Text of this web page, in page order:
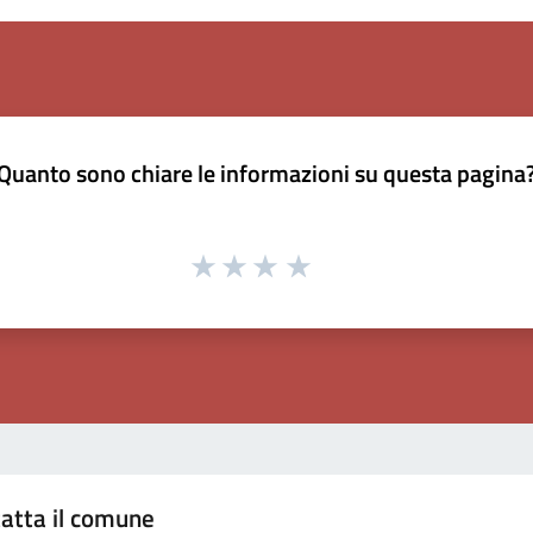
sono chiare le informazioni su questa
il comune